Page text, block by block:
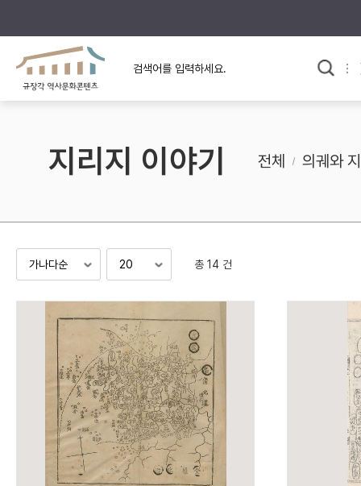
규장각의 어제와 오늘
규장각 소개영상
사료와 문학으로 본
고대
고려
조선 후기
검색 연산자 사용안내
연산자
AND 정조 AND 정약용
“정조”와 “정약
OR 정조 OR 정약용 “정조” 또는 “
NOT 정조 NOT 정약용
“정조”가 나온
지리지 이야기 전체 의궤와
총 14 건